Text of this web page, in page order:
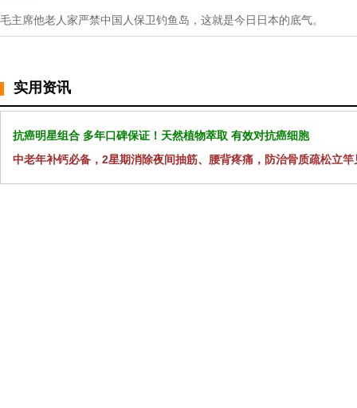
毛主席他老人家严禁中国人保卫钓鱼岛，这就是今日日本的底气。
实用资讯
抗癌明星组合 多年口碑保证！天然植物萃取 有效对抗癌细胞
中老年补钙必备，2星期消除夜间抽筋、腰背疼痛，防治骨质疏松立竿